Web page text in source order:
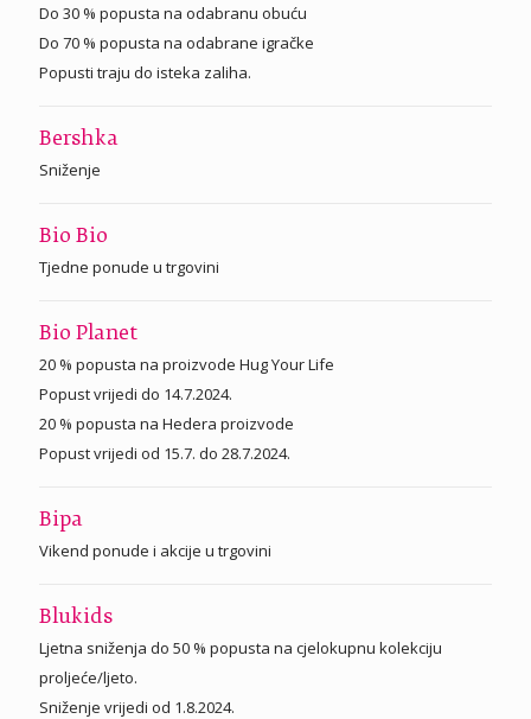
Do 30 % popusta na odabranu obuću
Do 70 % popusta na odabrane igračke
Popusti traju do isteka zaliha.
Bershka
Sniženje
Bio Bio
Tjedne ponude u trgovini
Bio Planet
20 % popusta na proizvode Hug Your Life
Popust vrijedi do 14.7.2024.
20 % popusta na Hedera proizvode
Popust vrijedi od 15.7. do 28.7.2024.
Bipa
Vikend ponude i akcije u trgovini
Blukids
Ljetna sniženja do 50 % popusta na cjelokupnu kolekciju
proljeće/ljeto.
Sniženje vrijedi od 1.8.2024.